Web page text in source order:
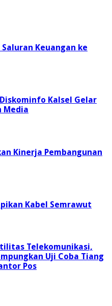
Saluran Keuangan ke
Kalsel Gelar
Media
Kinerja Pembangunan
Kabel Semrawut
Telekomunikasi,
Uji Coba Tiang
Pos